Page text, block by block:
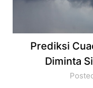
Prediksi
Diminta